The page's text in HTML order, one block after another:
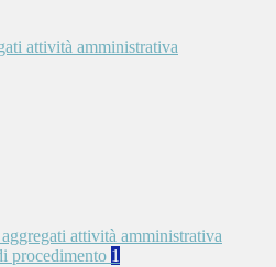
attività amministrativa
attività amministrativa
procedimento 1